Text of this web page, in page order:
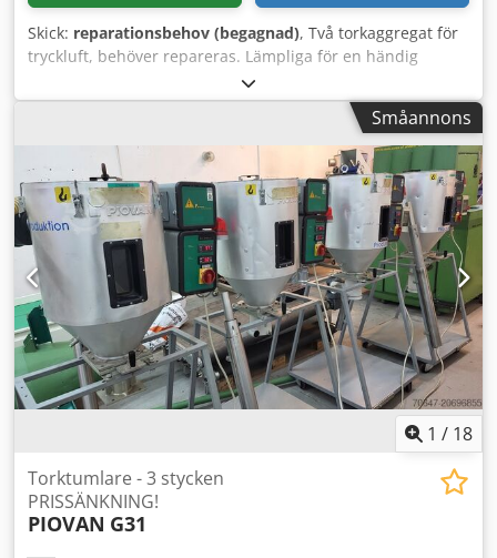
Skick: reparationsbehov (begagnad), Två torkaggregat för
tryckluft, behöver repareras. Lämpliga för en händig
person eller som reservdelskälla. Typ MDC 800. Effekt 42
kW. Cjdpfx Apextvb Ieyorf Tillverkningsår 1990 och 1994.
Småannons
1 / 18
Torktumlare - 3 stycken
PRISSÄNKNING!
PIOVAN G31